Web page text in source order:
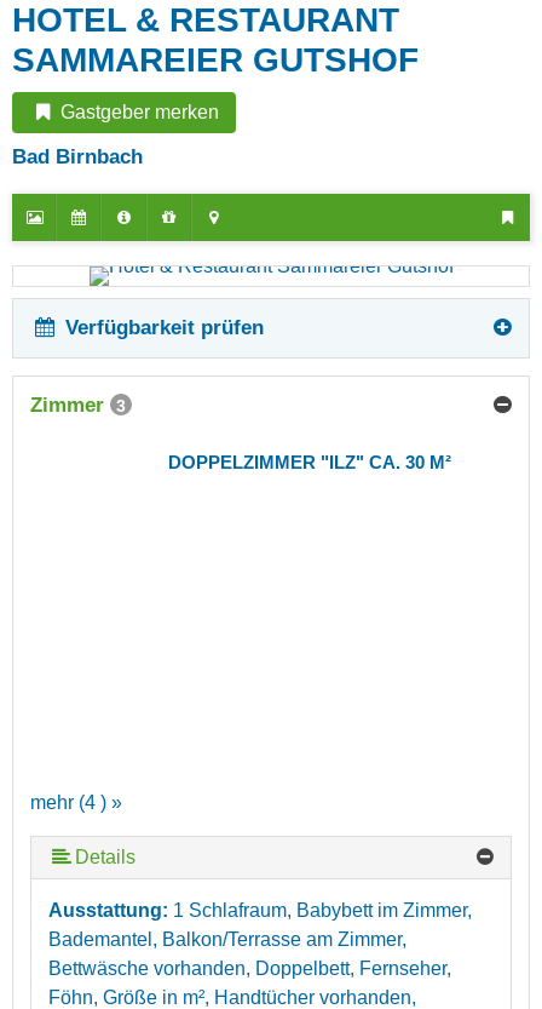
HOTEL & RESTAURANT
SAMMAREIER GUTSHOF
Gastgeber merken
Bad Birnbach
Verfügbarkeit prüfen
Zimmer 3
mehr (4 ) »
DOPPELZIMMER "ILZ" CA. 30 M²
Details
Ausstattung: 1 Schlafraum, Babybett im Zimmer,
Bademantel, Balkon/Terrasse am Zimmer,
Bettwäsche vorhanden, Doppelbett, Fernseher,
Föhn, Größe in m², Handtücher vorhanden,